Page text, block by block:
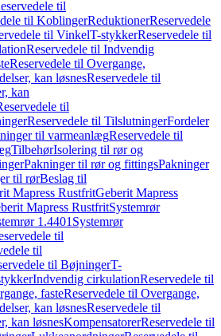
til
til KoblingerReduktionerReservedele
til VinkelT-stykkerReservedele til
Reservedele til Indvendig
Reservedele til Overgange,
kan løsnesReservedele til
kan
til
Reservedele til TilslutningerFordeler
til varmeanlægReservedele til
TilbehørIsolering til rør og
Pakninger til rør og fittingsPakninger
til rørBeslag til
Mapress RustfritGeberit Mapress
Mapress RustfritSystemrør
1.4401 Systemrør
til
til
til BøjningerT-
Indvendig cirkulationReservedele til
fasteReservedele til Overgange,
kan løsnesReservedele til
kan løsnesKompensatorerReservedele til